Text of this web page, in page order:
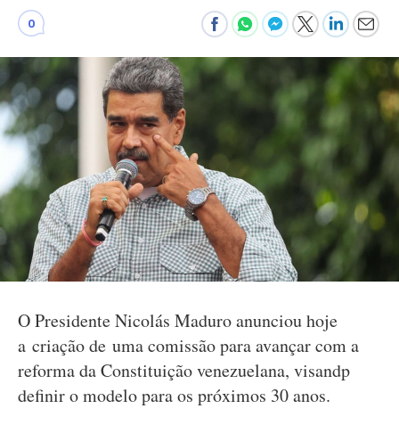
0
O Presidente Nicolás Maduro anunciou hoje
a criação de uma comissão para avançar com a
reforma da Constituição venezuelana, visandp
definir o modelo para os próximos 30 anos.